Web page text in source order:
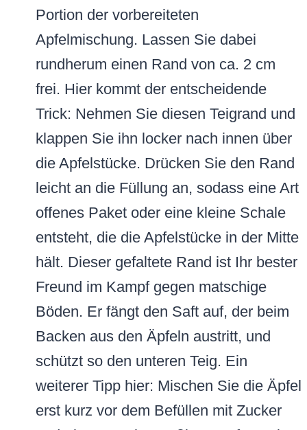
Portion der vorbereiteten
Apfelmischung. Lassen Sie dabei
rundherum einen Rand von ca. 2 cm
frei. Hier kommt der entscheidende
Trick: Nehmen Sie diesen Teigrand und
klappen Sie ihn locker nach innen über
die Apfelstücke. Drücken Sie den Rand
leicht an die Füllung an, sodass eine Art
offenes Paket oder eine kleine Schale
entsteht, die die Apfelstücke in der Mitte
hält. Dieser gefaltete Rand ist Ihr bester
Freund im Kampf gegen matschige
Böden. Er fängt den Saft auf, der beim
Backen aus den Äpfeln austritt, und
schützt so den unteren Teig. Ein
weiterer Tipp hier: Mischen Sie die Äpfel
erst kurz vor dem Befüllen mit Zucker